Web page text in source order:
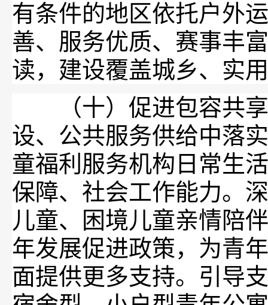
有条件的地区依托户外
善、服务优质、赛事丰
读，建设覆盖城乡、实
（十）促进包容共享
设、公共服务供给中落
童福利服务机构日常生
保障、社会工作能力。
儿童、困境儿童亲情陪
年发展促进政策，为青
面提供更多支持。引导